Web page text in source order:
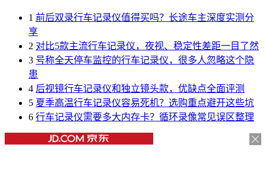
1 前后双录行车记录仪值得买吗？长途车主深度实测分
享
2 对比5款主流行车记录仪，夜视、稳定性差距一目了然
3 号称全天停车监控的行车记录仪，很多人忽略这个隐
患
4 后视镜行车记录仪和独立镜头款，优缺点全面评测
5 夏季高温行车记录仪容易死机？选购重点避开这些坑
6 行车记录仪需要多大内存卡？循环录像常见误区整理